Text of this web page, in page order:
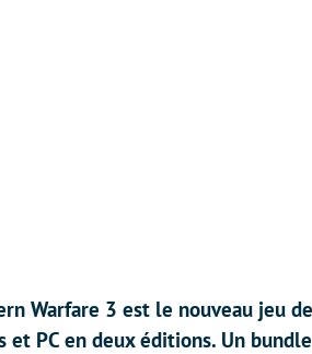
Warfare 3 est le nouveau jeu
PC en deux éditions. Un